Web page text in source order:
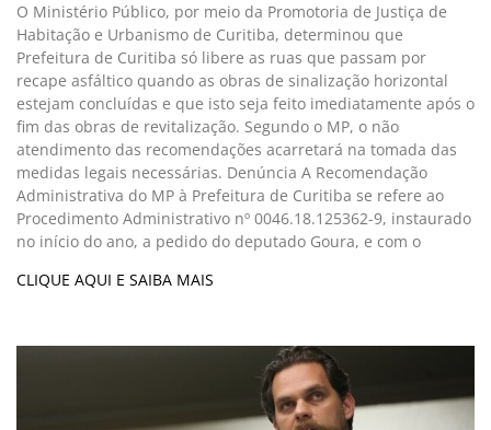
O Ministério Público, por meio da Promotoria de Justiça de
Habitação e Urbanismo de Curitiba, determinou que
Prefeitura de Curitiba só libere as ruas que passam por
recape asfáltico quando as obras de sinalização horizontal
estejam concluídas e que isto seja feito imediatamente após o
fim das obras de revitalização. Segundo o MP, o não
atendimento das recomendações acarretará na tomada das
medidas legais necessárias. Denúncia A Recomendação
Administrativa do MP à Prefeitura de Curitiba se refere ao
Procedimento Administrativo nº 0046.18.125362-9, instaurado
no início do ano, a pedido do deputado Goura, e com o
CLIQUE AQUI E SAIBA MAIS